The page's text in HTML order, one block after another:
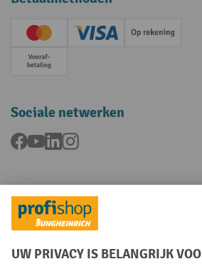
Creditcard (Master)Creditcard (Visa)
Op
Vooruitbetaling
Sociale netwerken
Facebook
YouTubeLinkedInInstagram
Talen
FR NL